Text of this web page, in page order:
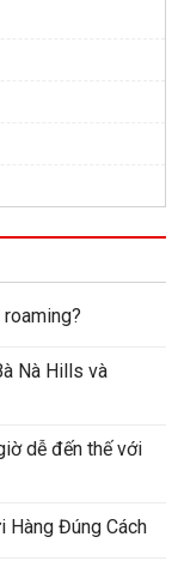
Nà Hills và
dễ đến thế với
Hàng Đúng Cách